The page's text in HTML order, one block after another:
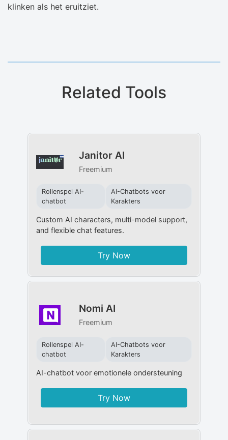
klinken als het eruitziet.
Related Tools
Janitor AI
Freemium
Rollenspel AI-
chatbot
AI-Chatbots voor
Karakters
Custom AI characters, multi-model support,
and flexible chat features.
Try Now
Nomi AI
Freemium
Rollenspel AI-
chatbot
AI-Chatbots voor
Karakters
AI-chatbot voor emotionele ondersteuning
Try Now